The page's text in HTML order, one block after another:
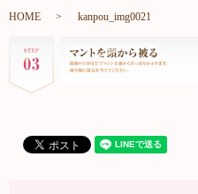
HOME kanpou_img0021